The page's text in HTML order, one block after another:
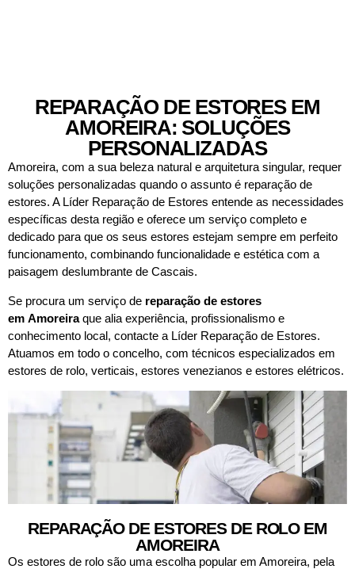
REPARAÇÃO DE ESTORES EM
AMOREIRA: SOLUÇÕES
PERSONALIZADAS
Amoreira, com a sua beleza natural e arquitetura singular, requer
soluções personalizadas quando o assunto é reparação de
estores. A Líder Reparação de Estores entende as necessidades
específicas desta região e oferece um serviço completo e
dedicado para que os seus estores estejam sempre em perfeito
funcionamento, combinando funcionalidade e estética com a
paisagem deslumbrante de Cascais.
Se procura um serviço de reparação de estores
em Amoreiraque alia experiência, profissionalismo e
conhecimento local, contacte a Líder Reparação de Estores.
Atuamos em todo o concelho, com técnicos especializados em
estores de rolo, verticais, estores venezianos e estores elétricos.
REPARAÇÃO DE ESTORES DE ROLO EM
AMOREIRA
Os estores de rolo são uma escolha popular em Amoreira, pela